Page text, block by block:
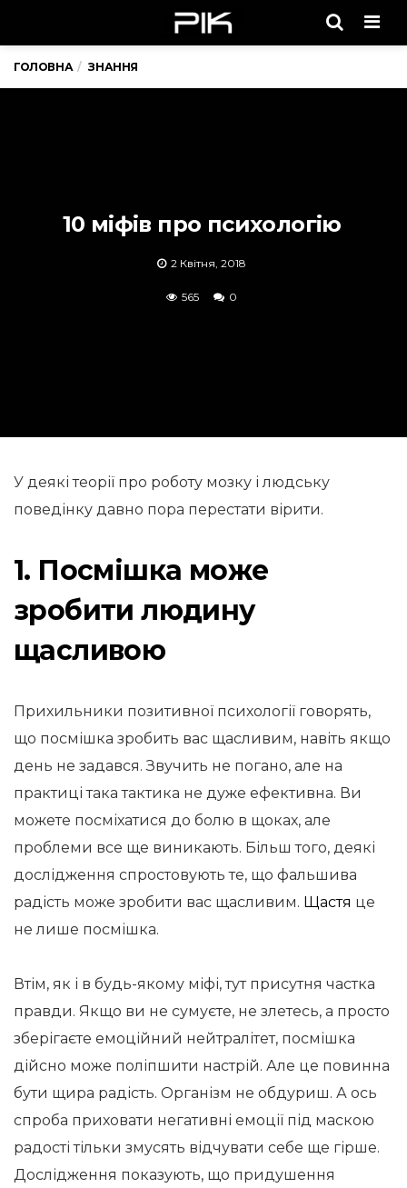
ГОЛОВНА ЗНАННЯ
10 міфів про психологію
2 Квітня, 2018
565 0
У деякі теорії про роботу мозку і людську
поведінку давно пора перестати вірити.
1. Посмішка може
зробити людину
щасливою
Прихильники позитивної психології говорять,
що посмішка зробить вас щасливим, навіть якщо
день не задався. Звучить не погано, але на
практиці така тактика не дуже ефективна. Ви
можете посміхатися до болю в щоках, але
проблеми все ще виникають. Більш того, деякі
дослідження спростовують те, що фальшива
радість може зробити вас щасливим. Щастя це
не лише посмішка.
Втім, як і в будь-якому міфі, тут присутня частка
правди. Якщо ви не сумуєте, не злетесь, а просто
зберігаєте емоційний нейтралітет, посмішка
дійсно може поліпшити настрій. Але це повинна
бути щира радість. Організм не обдуриш. А ось
спроба приховати негативні емоції під маскою
радості тільки змусять відчувати себе ще гірше.
Дослідження показують, що придушення